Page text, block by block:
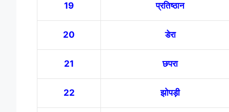
19 प्रतिष्ठान
20 डेरा
21 छपरा
22 झोपड़ी